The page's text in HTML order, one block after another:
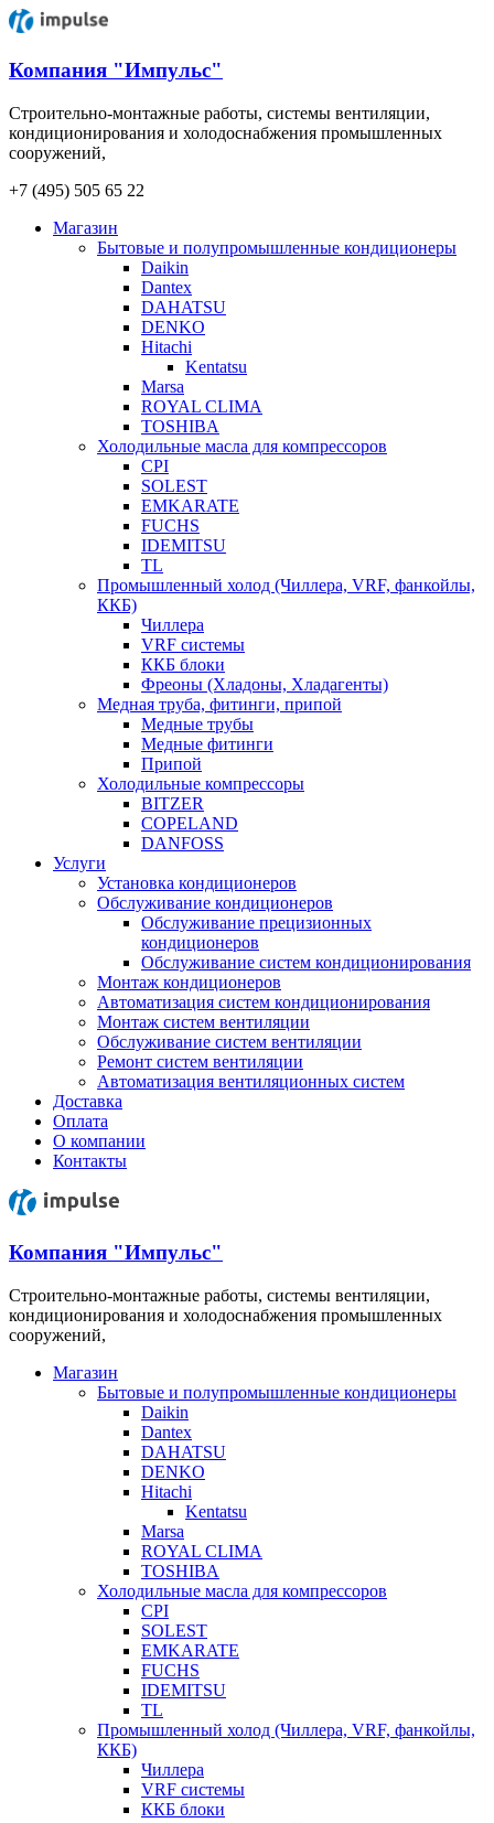
Компания "Импульс"
Строительно-монтажные работы, системы вентиляции,
кондиционирования и холодоснабжения промышленных
сооружений,
+7 (495) 505 65 22
Магазин
Бытовые и полупромышленные кондиционеры
Daikin
Dantex
DAHATSU
DENKO
Hitachi
Kentatsu
Marsa
ROYAL CLIMA
TOSHIBA
Холодильные масла для компрессоров
CPI
SOLEST
EMKARATE
FUCHS
IDEMITSU
TL
Промышленный холод (Чиллера, VRF, фанкойлы,
ККБ)
Чиллера
VRF системы
ККБ блоки
Фреоны (Хладоны, Хладагенты)
Медная труба, фитинги, припой
Медные трубы
Медные фитинги
Припой
Холодильные компрессоры
BITZER
COPELAND
DANFOSS
Услуги
Установка кондиционеров
Обслуживание кондиционеров
Обслуживание прецизионных
кондиционеров
Обслуживание систем кондиционирования
Монтаж кондиционеров
Автоматизация систем кондиционирования
Монтаж систем вентиляции
Обслуживание систем вентиляции
Ремонт систем вентиляции
Автоматизация вентиляционных систем
Доставка
Оплата
О компании
Контакты
Компания "Импульс"
Строительно-монтажные работы, системы вентиляции,
кондиционирования и холодоснабжения промышленных
сооружений,
Магазин
Бытовые и полупромышленные кондиционеры
Daikin
Dantex
DAHATSU
DENKO
Hitachi
Kentatsu
Marsa
ROYAL CLIMA
TOSHIBA
Холодильные масла для компрессоров
CPI
SOLEST
EMKARATE
FUCHS
IDEMITSU
TL
Промышленный холод (Чиллера, VRF, фанкойлы,
ККБ)
Чиллера
VRF системы
ККБ блоки